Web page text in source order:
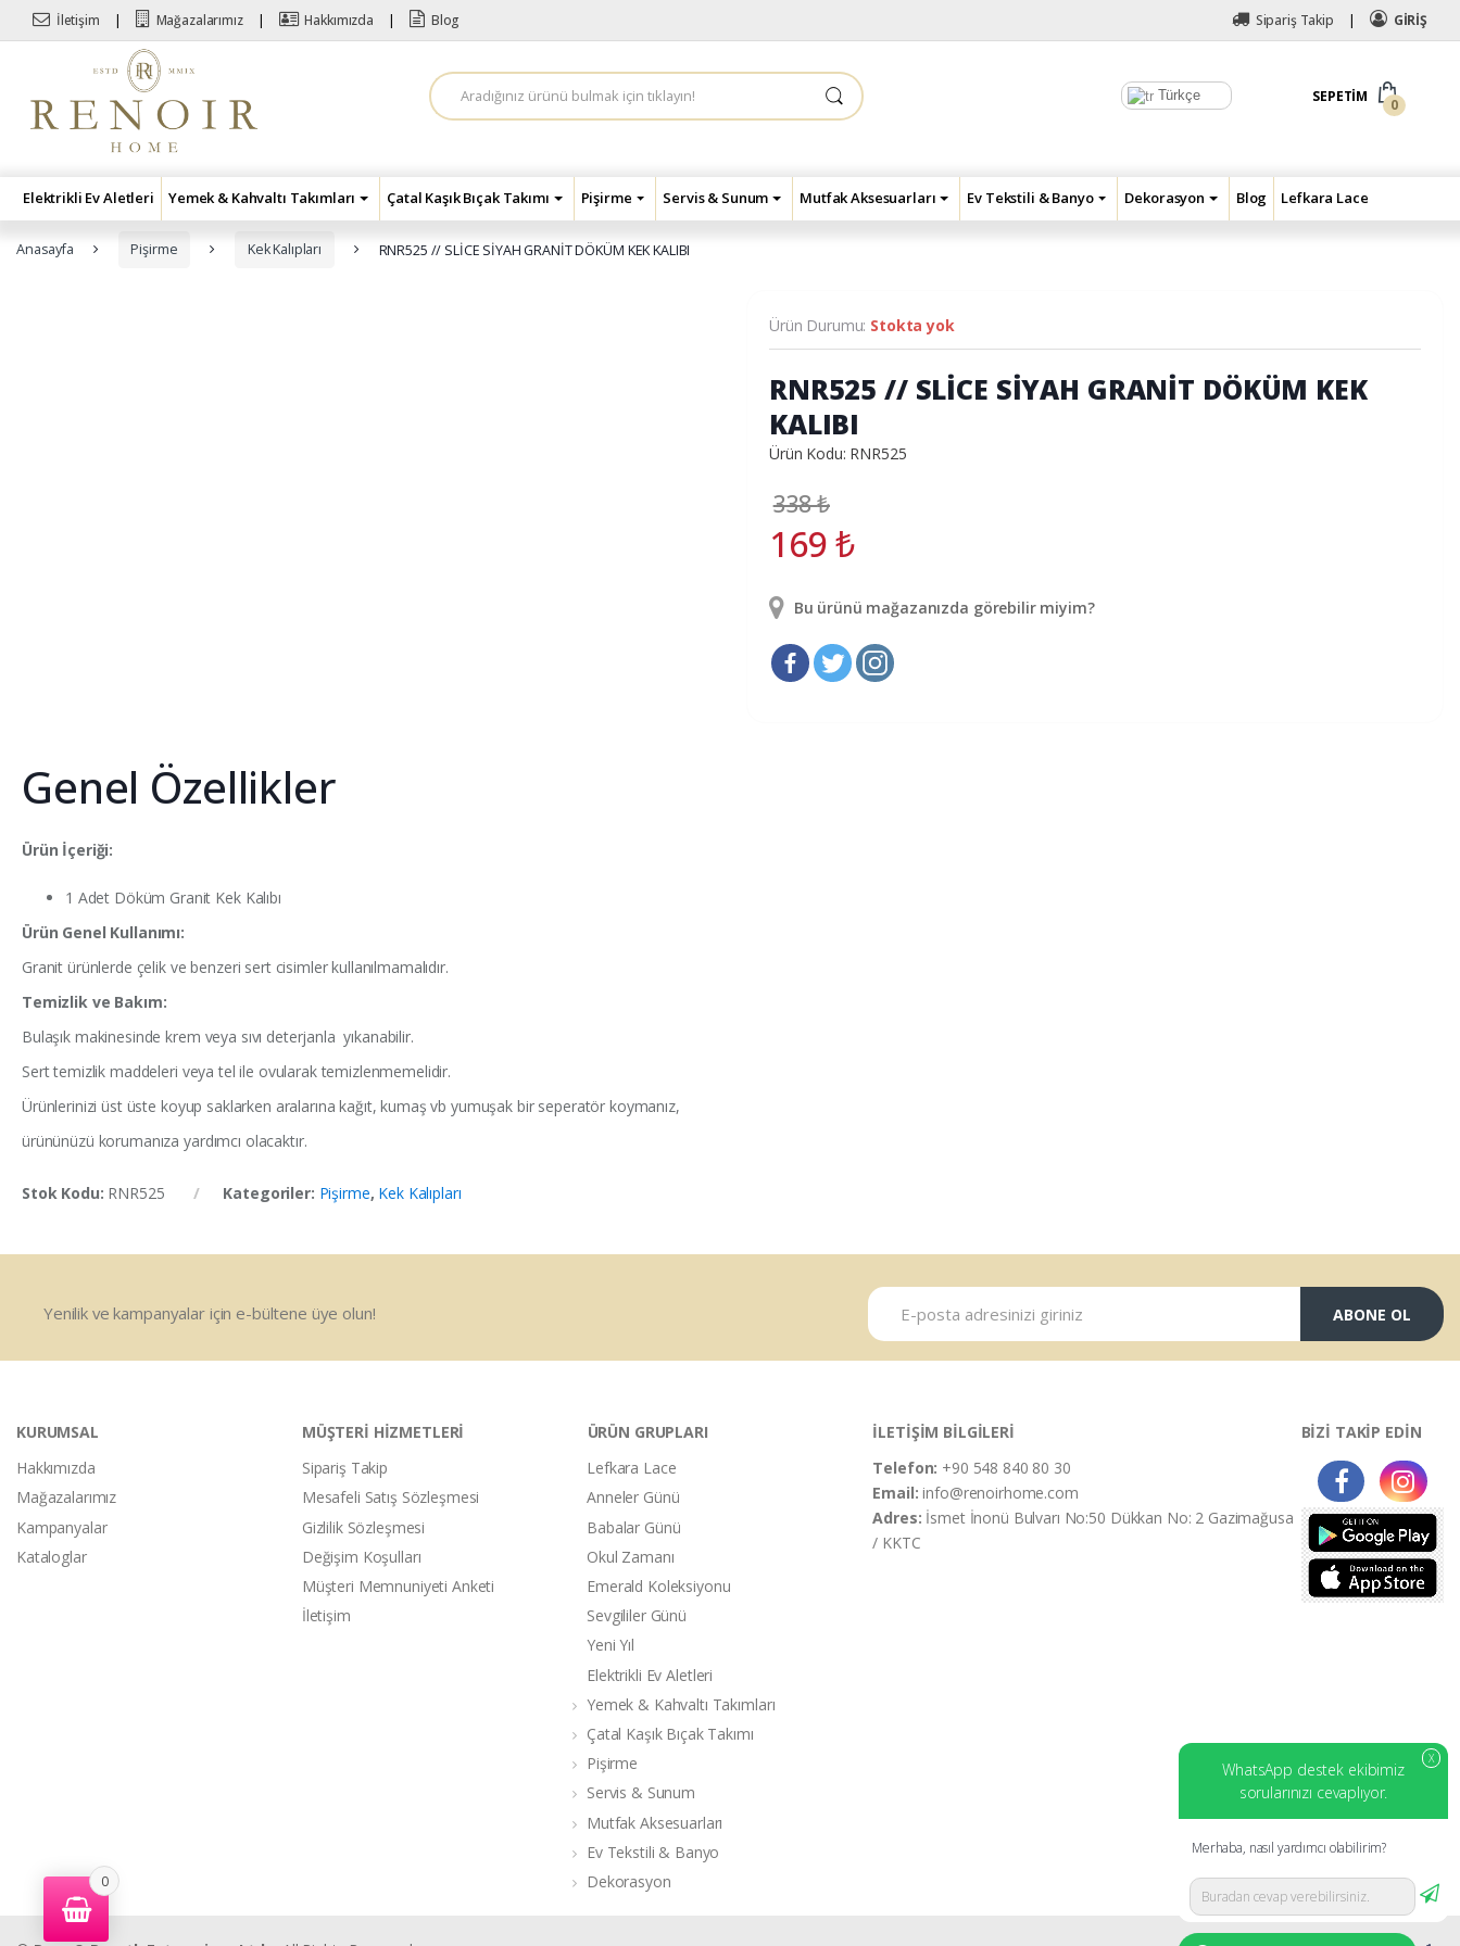
Skip to navigation
Skip to content
İletişim Mağazalarımız Hakkımızda Blog Sipariş Takip GİRİŞ
Türkçe
A
r
a
SEPETIM
0
Elektrikli Ev Aletleri Yemek & Kahvaltı Takımları Çatal Kaşık Bıçak Takımı Pişirme Servis & Sunum Mutfak Aksesuarları Ev Tekstili & Banyo Dekorasyon Blog Lefkara Lace
Anasayfa Pişirme Kek Kalıpları RNR525 // SLİCE SİYAH GRANİT DÖKÜM KEK KALIBI
Genel Özellikler
Ürün İçeriği:
1 Adet Döküm Granit Kek Kalıbı
Ürün Genel Kullanımı:
Granit ürünlerde çelik ve benzeri sert cisimler kullanılmamalıdır.
Temizlik ve Bakım:
Bulaşık makinesinde krem veya sıvı deterjanla yıkanabilir.
Sert temizlik maddeleri veya tel ile ovularak temizlenmemelidir.
Ürünlerinizi üst üste koyup saklarken aralarına kağıt, kumaş vb yumuşak bir seperatör koymanız,
ürününüzü korumanıza yardımcı olacaktır.
Stok Kodu: RNR525 Kategoriler: Pişirme, Kek Kalıpları
Ürün Durumu: Stokta yok
RNR525 // SLİCE SİYAH GRANİT DÖKÜM KEK
KALIBI
Ürün Kodu: RNR525
338₺
169₺
Bu ürünü mağazanızda görebilir miyim?
Yenilik ve kampanyalar için e-bültene üye olun! ABONE OL
KURUMSAL
Hakkımızda
Mağazalarımız
Kampanyalar
Kataloglar
MÜŞTERİ HİZMETLERİ
Sipariş Takip
Mesafeli Satış Sözleşmesi
Gizlilik Sözleşmesi
Değişim Koşulları
Müşteri Memnuniyeti Anketi
İletişim
ÜRÜN GRUPLARI
Lefkara Lace
Anneler Günü
Babalar Günü
Okul Zamanı
Emerald Koleksiyonu
Sevgililer Günü
Yeni Yıl
Elektrikli Ev Aletleri
Yemek & Kahvaltı Takımları
Çatal Kaşık Bıçak Takımı
Pişirme
Servis & Sunum
Mutfak Aksesuarları
Ev Tekstili & Banyo
Dekorasyon
İLETİŞİM BİLGİLERİ
Telefon: +90 548 840 80 30
Email:info@renoirhome.com
Adres: İsmet İnonü Bulvarı No:50 Dükkan No: 2 Gazimağusa
/ KKTC
BİZİ TAKİP EDİN
0
X
WhatsApp destek ekibimiz
sorularınızı cevaplıyor.
Merhaba, nasıl yardımcı olabilirim?